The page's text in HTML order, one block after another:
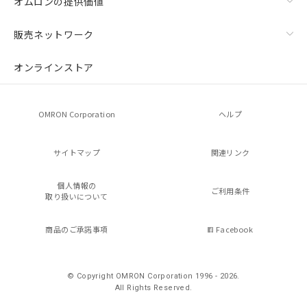
販売ネットワーク
オンラインストア
OMRON Corporation ヘルプ
サイトマップ 関連リンク
個人情報の
取り扱いについて
ご利用条件
商品のご承諾事項 Facebook
© Copyright OMRON Corporation 1996 - 2026.
All Rights Reserved.